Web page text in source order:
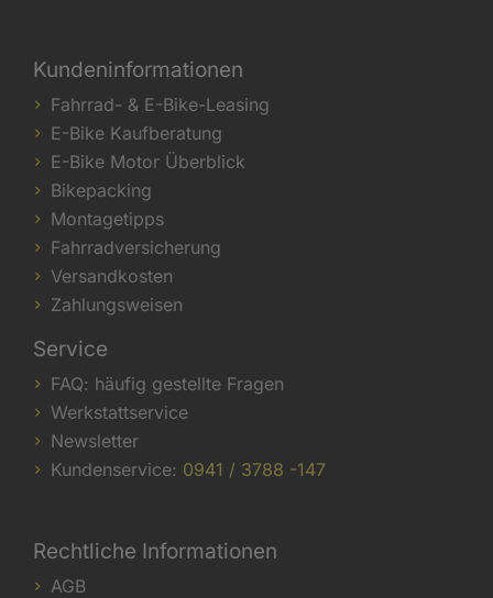
Kundeninformationen
Fahrrad- & E-Bike-Leasing
E-Bike Kaufberatung
E-Bike Motor Überblick
Bikepacking
Montagetipps
Fahrradversicherung
Versandkosten
Zahlungsweisen
Service
FAQ: häufig gestellte Fragen
Werkstattservice
Newsletter
Kundenservice: 0941 / 3788 -147
Rechtliche Informationen
AGB